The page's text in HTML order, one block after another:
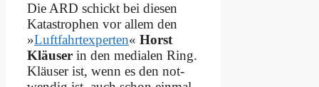
Die ARD schickt bei die­sen
Ka­ta­stro­phen vor al­lem den
»Luft­fahrt­ex­per­ten« Horst
Kläu­ser in den me­dia­len Ring.
Kläu­ser ist, wenn es den not­